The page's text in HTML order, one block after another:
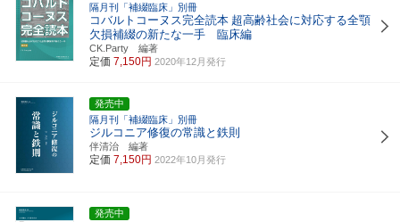
隔月刊「補綴臨床」別冊
コバルトコーヌス完全読本 超高齢社会に対応する全顎
欠損補綴の新たな一手 臨床編
CK.Party 編著
定価 7,150円 2020年12月発行
発売中
隔月刊「補綴臨床」別冊
ジルコニア修復の常識と鉄則
伴清治 編著
定価 7,150円 2022年10月発行
発売中